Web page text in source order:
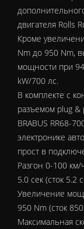
двигателя Rolls
Кроме
Nm до 950 Nm,
мощности при
kW/700 лс.
В комплекте с
разъемом plug &
BRABUS RR68-
электронике
прост в
Разгон 0-100 км/
5.0 сек (сток 5.2
Увеличение
950 Nm (сток
Максимальная